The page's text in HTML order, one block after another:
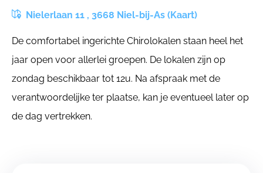
Nielerlaan 11 , 3668 Niel-bij-As (Kaart)
De comfortabel ingerichte Chirolokalen staan heel het
jaar open voor allerlei groepen. De lokalen zijn op
zondag beschikbaar tot 12u. Na afspraak met de
verantwoordelijke ter plaatse, kan je eventueel later op
de dag vertrekken.